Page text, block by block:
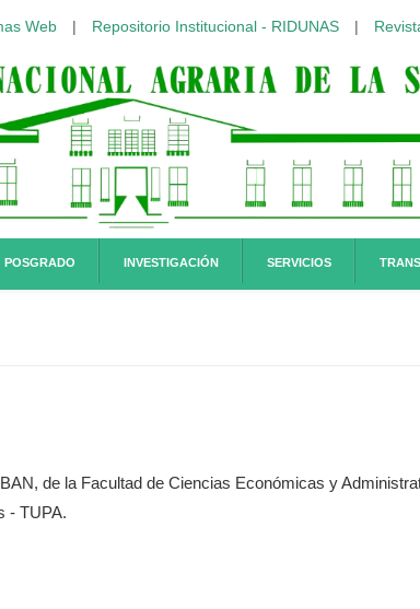
Web | Repositorio Institucional - RIDUNAS |
POSGRADO INVESTIGACIÓN SERVICIOS
de la Facultad de Ciencias Económicas y
- TUPA.